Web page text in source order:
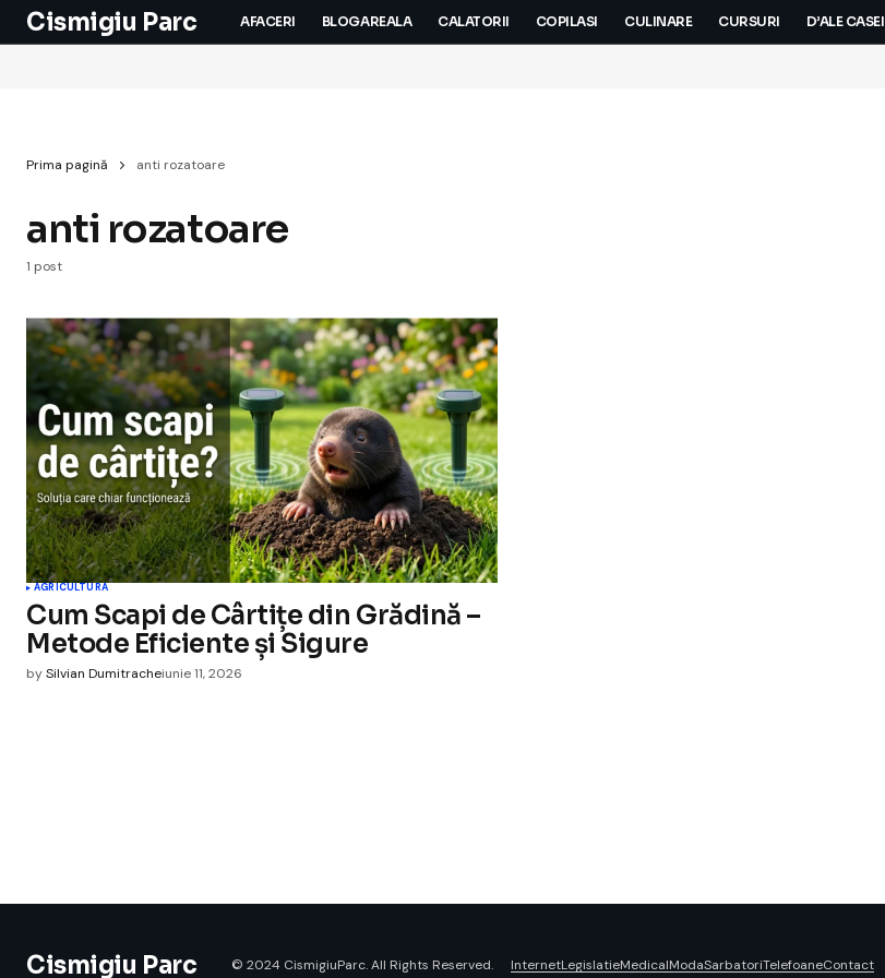
Cismigiu Parc AFACERI BLOGAREALA CALATORII COPILASI CULINARE CURSURI D’ALE CASEI
Prima pagină anti rozatoare
anti rozatoare
1 post
AGRICULTURA
Cum Scapi de Cârtițe din Grădină –
Metode Eficiente și Sigure
bySilvian Dumitracheiunie 11, 2026
Cismigiu Parc © 2024 CismigiuParc. All Rights Reserved. InternetLegislatieMedicalModaSarbatoriTelefoaneContact